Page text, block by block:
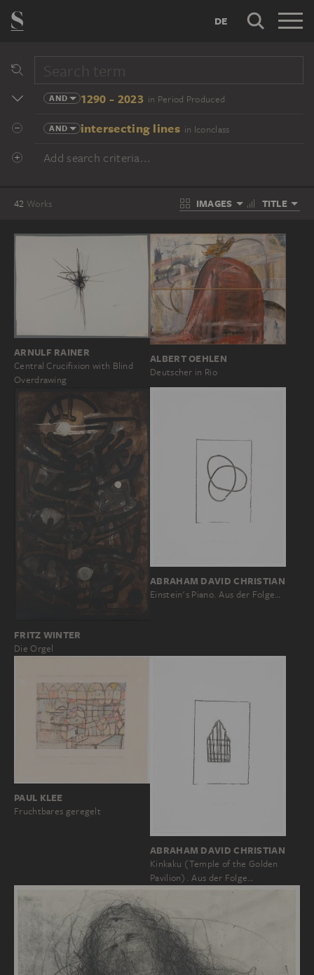
DE
AND 1290 - 2023 in Period Produced
AND intersecting lines in Iconclass
Add search criteria...
42 Works IMAGES TITLE
ARNULF RAINER
Central Crucifixion with Blind
Overdrawing
ALBERT OEHLEN
Deutscher in Rio
FRITZ WINTER
Die Orgel
ABRAHAM DAVID CHRISTIAN
Einstein's Piano. Aus der Folge…
PAUL KLEE
Fruchtbares geregelt
ABRAHAM DAVID CHRISTIAN
Kinkaku (Temple of the Golden
Pavilion). Aus der Folge…